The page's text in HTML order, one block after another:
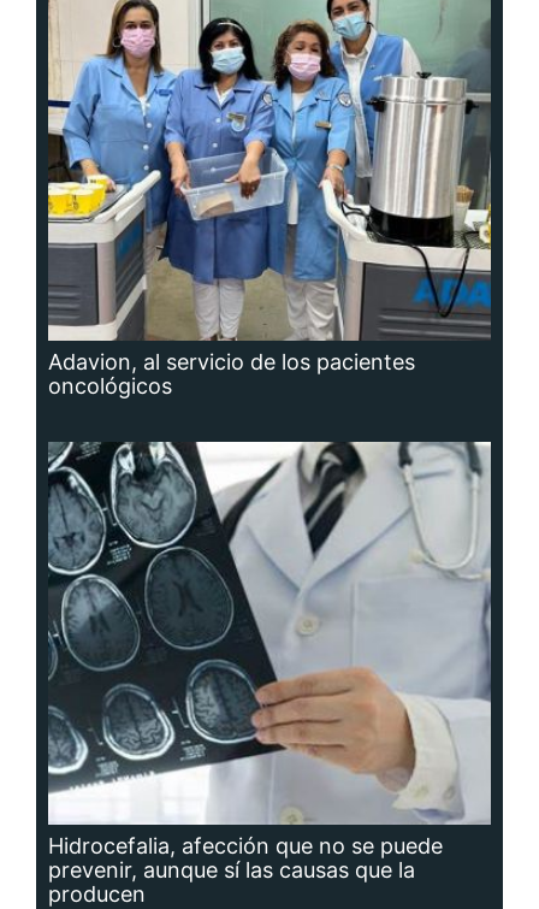
Adavion, al servicio de los pacientes
oncológicos
Hidrocefalia, afección que no se puede
prevenir, aunque sí las causas que la
producen